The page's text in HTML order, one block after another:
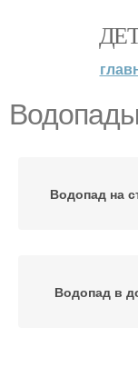
Водопад на
Водопад в